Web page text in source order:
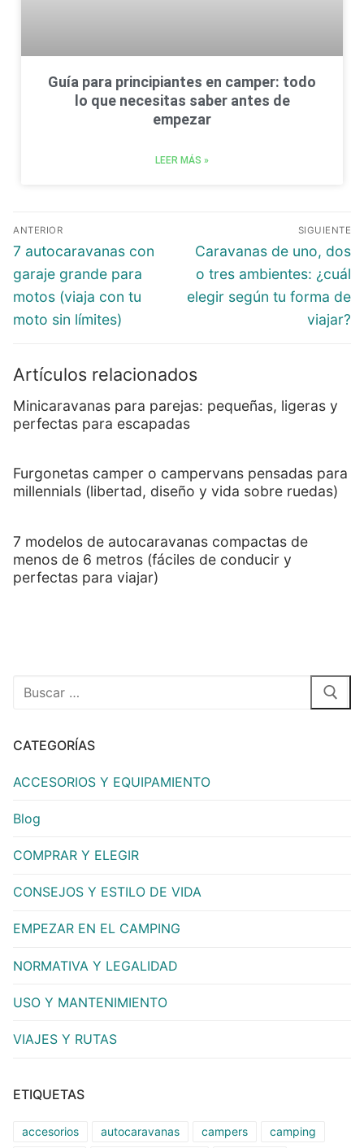
Guía para principiantes en camper: todo
lo que necesitas saber antes de
empezar
LEER MÁS »
ANTERIOR
7 autocaravanas con
garaje grande para
motos (viaja con tu
moto sin límites)
SIGUIENTE
Caravanas de uno, dos
o tres ambientes: ¿cuál
elegir según tu forma de
viajar?
Artículos relacionados
Minicaravanas para parejas: pequeñas, ligeras y
perfectas para escapadas
Furgonetas camper o campervans pensadas para
millennials (libertad, diseño y vida sobre ruedas)
7 modelos de autocaravanas compactas de
menos de 6 metros (fáciles de conducir y
perfectas para viajar)
CATEGORÍAS
ACCESORIOS Y EQUIPAMIENTO
Blog
COMPRAR Y ELEGIR
CONSEJOS Y ESTILO DE VIDA
EMPEZAR EN EL CAMPING
NORMATIVA Y LEGALIDAD
USO Y MANTENIMIENTO
VIAJES Y RUTAS
ETIQUETAS
accesorios autocaravanas campers
camping